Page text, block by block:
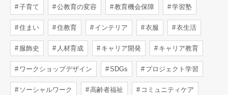
子育て 公教育の変容 教育機会保障 学習塾
住まい 住教育 インテリア 衣服 衣生活
服飾史 人材育成 キャリア開発 キャリア教育
ワークショップデザイン SDGs プロジェクト学習
ソーシャルワーク 高齢者福祉 コミュニティケア